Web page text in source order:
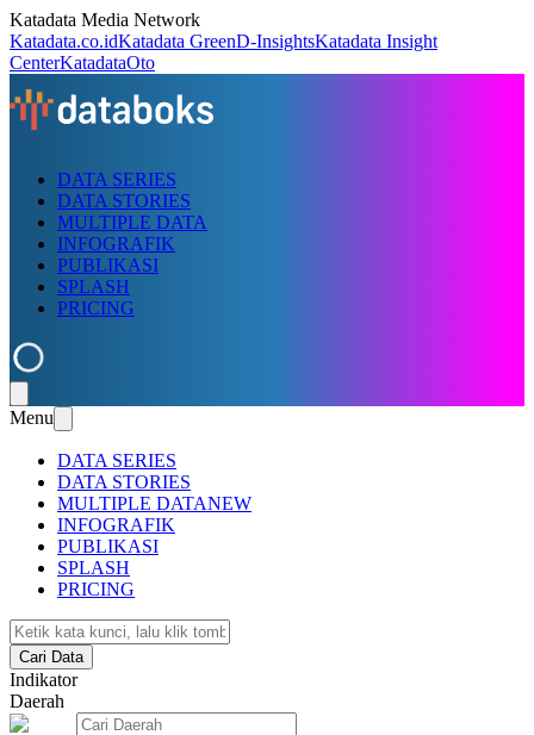
Katadata Media Network
Katadata.co.idKatadata GreenD-InsightsKatadata Insight
CenterKatadataOto
DATA SERIES
DATA STORIES
MULTIPLE DATA
INFOGRAFIK
PUBLIKASI
SPLASH
PRICING
Menu
DATA SERIES
DATA STORIES
MULTIPLE DATANEW
INFOGRAFIK
PUBLIKASI
SPLASH
PRICING
Cari Data
Indikator
Daerah